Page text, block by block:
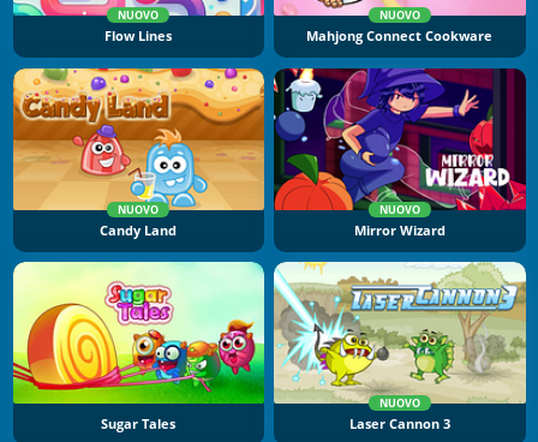
NUOVO
Flow Lines
NUOVO
Mahjong Connect Cookware
NUOVO
Candy Land
NUOVO
Mirror Wizard
Sugar Tales
NUOVO
Laser Cannon 3